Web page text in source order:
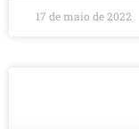
17 de maio de 2022